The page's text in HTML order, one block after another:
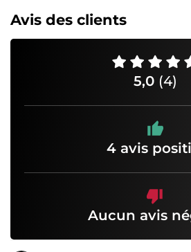
Avis des clients
5,0 (4)
4 avis
Aucun avis